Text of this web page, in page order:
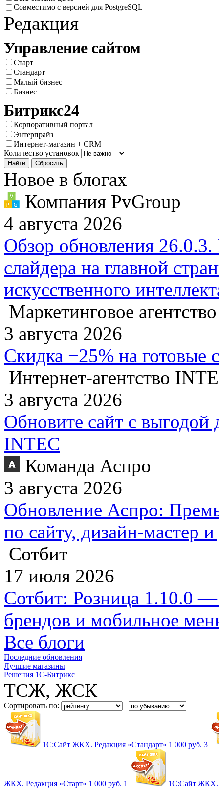
Совместимо с версией для PostgreSQL
Редакция
Управление сайтом
Старт
Стандарт
Малый бизнес
Бизнес
Битрикс24
Корпоративный портал
Энтерпрайз
Интернет-магазин + CRM
Количество установок
Новое в блогах
Компания PvGroup
4 августа 2026
Обзор обновления 26.0.3.
слайдера на главной
искусственного
Маркетинговое
3 августа 2026
Скидка −25% на готовые
Интернет-агентство
3 августа 2026
Обновите сайт с выгодой
INTEC
Команда Аспро
3 августа 2026
Обновление Аспро:
по сайту, дизайн-мастер
Сотбит
17 июля 2026
Сотбит: Розница 1.10.0 —
брендов и мобильное
Все блоги
Последние обновления
Лучшие магазины
Решения 1С-Битрикс
ТСЖ, ЖСК
Сортировать по:
1С:Сайт ЖКХ. Редакция «Стандарт» 1 000 руб. 3
ЖКХ. Редакция «Старт» 1 000 руб. 1 1С:Сайт ЖКХ.